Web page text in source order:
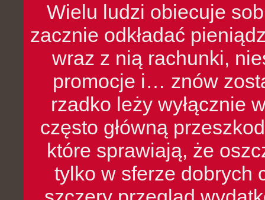
Wielu ludzi obiecuje
zacznie odkładać
wraz z nią rachunki,
promocje i… znów
rzadko leży wyłącznie
często główną
które sprawiają, że
tylko w sferze dobrych